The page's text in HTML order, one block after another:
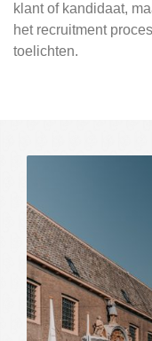
klant of kandidaat,
het recruitment
toelichten.